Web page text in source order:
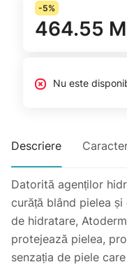
-5%
464.55
Nu este
Descriere
Datorită agenților
curăță blând pielea
de hidratare,
protejează pielea,
senzația de piele care